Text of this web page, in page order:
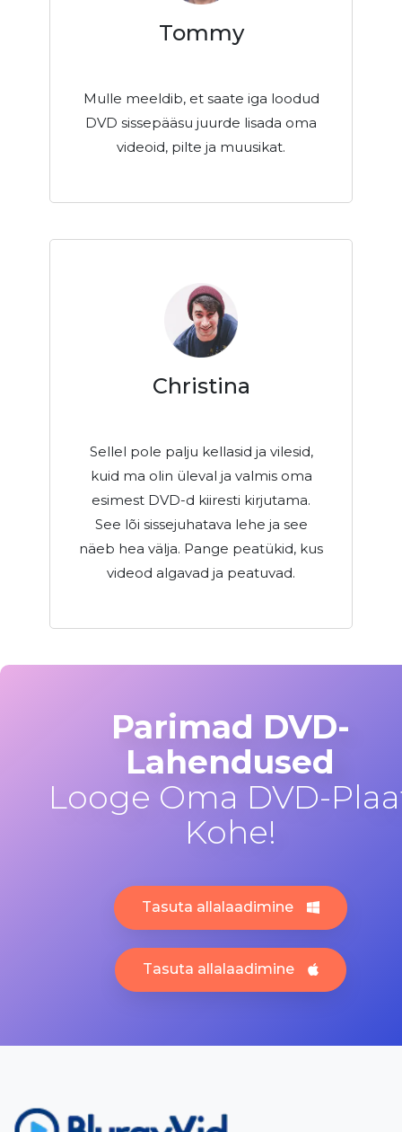
Tommy
Mulle meeldib, et saate iga loodud
DVD sissepääsu juurde lisada oma
videoid, pilte ja muusikat.
Christina
Sellel pole palju kellasid ja vilesid,
kuid ma olin üleval ja valmis oma
esimest DVD-d kiiresti kirjutama.
See lõi sissejuhatava lehe ja see
näeb hea välja. Pange peatükid, kus
videod algavad ja peatuvad.
Parimad DVD-
Lahendused
Looge Oma DVD-
Kohe!
Tasuta allalaadimine
Tasuta allalaadimine